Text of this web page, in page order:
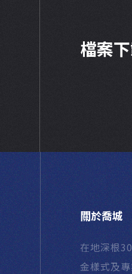
檔案
關於喬城
在地深根
金樣式及